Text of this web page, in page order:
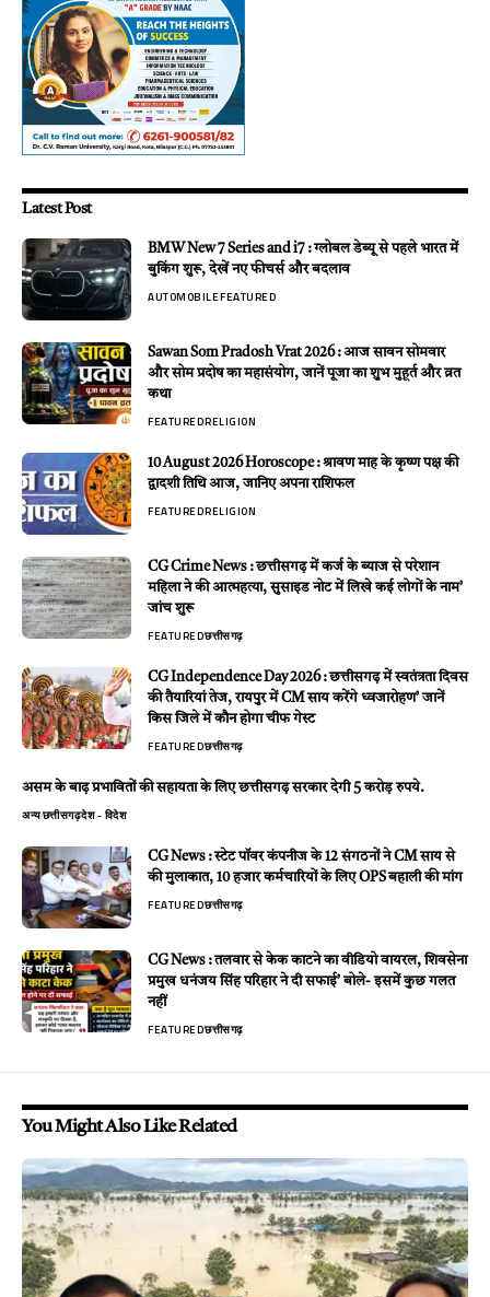
Latest Post
BMW New 7 Series and i7 : ग्लोबल डेब्यू से पहले भारत में
बुकिंग शुरू, देखें नए फीचर्स और बदलाव
AUTOMOBILEFEATURED
Sawan Som Pradosh Vrat 2026 : आज सावन सोमवार
और सोम प्रदोष का महासंयोग, जानें पूजा का शुभ मुहूर्त और व्रत
कथा
FEATUREDRELIGION
10 August 2026 Horoscope : श्रावण माह के कृष्ण पक्ष की
द्वादशी तिथि आज, जानिए अपना राशिफल
FEATUREDRELIGION
CG Crime News : छत्तीसगढ़ में कर्ज के ब्याज से परेशान
महिला ने की आत्महत्या, सुसाइड नोट में लिखे कई लोगों के नाम’
जांच शुरू
FEATUREDछत्तीसगढ़
CG Independence Day 2026 : छत्तीसगढ़ में स्वतंत्रता दिवस
की तैयारियां तेज, रायपुर में CM साय करेंगे ध्वजारोहण’ जानें
किस जिले में कौन होगा चीफ गेस्ट
FEATUREDछत्तीसगढ़
असम के बाढ़ प्रभावितों की सहायता के लिए छत्तीसगढ़ सरकार देगी 5 करोड़ रुपये.
अन्यछत्तीसगढ़देश - विदेश
CG News : स्टेट पॉवर कंपनीज के 12 संगठनों ने CM साय से
की मुलाकात, 10 हजार कर्मचारियों के लिए OPS बहाली की मांग
FEATUREDछत्तीसगढ़
CG News : तलवार से केक काटने का वीडियो वायरल, शिवसेना
प्रमुख धनंजय सिंह परिहार ने दी सफाई’ बोले- इसमें कुछ गलत
नहीं
FEATUREDछत्तीसगढ़
You Might Also Like Related